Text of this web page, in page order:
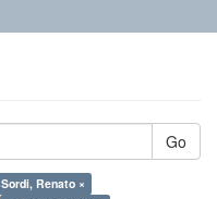
Go
Sordi, Renato ×